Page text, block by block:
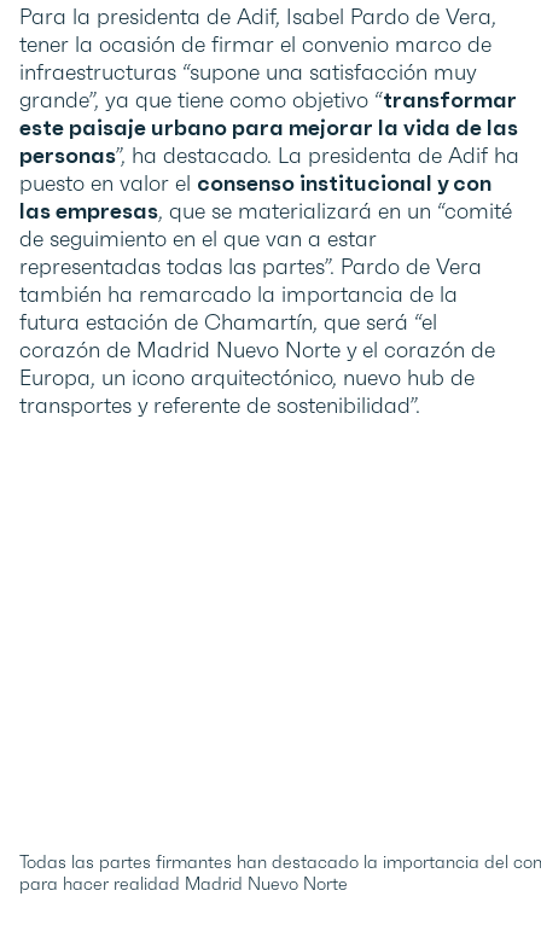
Para la presidenta de Adif, Isabel Pardo de Vera,
tener la ocasión de firmar el convenio marco de
infraestructuras “supone una satisfacción muy
grande”, ya que tiene como objetivo “transformar
este paisaje urbano para mejorar la vida de las
personas”, ha destacado. La presidenta de Adif ha
puesto en valor el consenso institucional y con
las empresas, que se materializará en un “comité
de seguimiento en el que van a estar
representadas todas las partes”. Pardo de Vera
también ha remarcado la importancia de la
futura estación de Chamartín, que será “el
corazón de Madrid Nuevo Norte y el corazón de
Europa, un icono arquitectónico, nuevo hub de
transportes y referente de sostenibilidad”.
Todas las partes firmantes han destacado la importancia del
para hacer realidad Madrid Nuevo Norte